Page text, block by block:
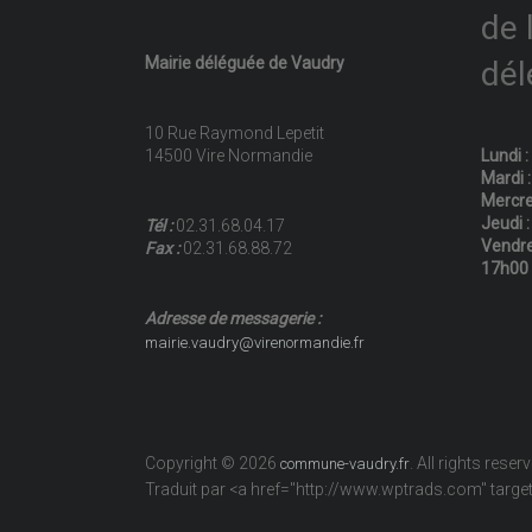
Mairie déléguée de Vaudry
10 Rue Raymond Lepetit
14500 Vire Normandie
Tél :02.31.68.04.17
Fax :02.31.68.88.72
Adresse de messagerie :
mairie.vaudry@virenormandie.fr
de
Lundi
Mardi
Jeudi
17h00
Copyright © 2026 commune-vaudry.fr . All rights
Traduit par <a href="http://www.wptrads.com"